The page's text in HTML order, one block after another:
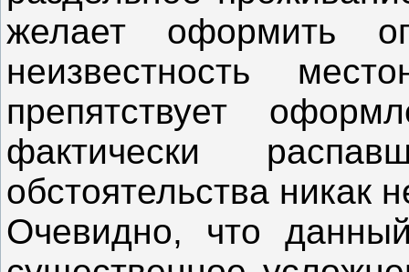
желает оформить
неизвестность
препятствует
фактически
обстоятельства никак
Очевидно, что